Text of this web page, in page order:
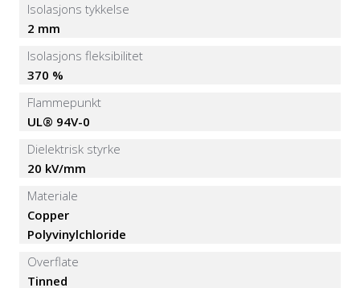
Isolasjons tykkelse
2 mm
Isolasjons fleksibilitet
370 %
Flammepunkt
UL® 94V-0
Dielektrisk styrke
20 kV/mm
Materiale
Copper
Polyvinylchloride
Overflate
Tinned